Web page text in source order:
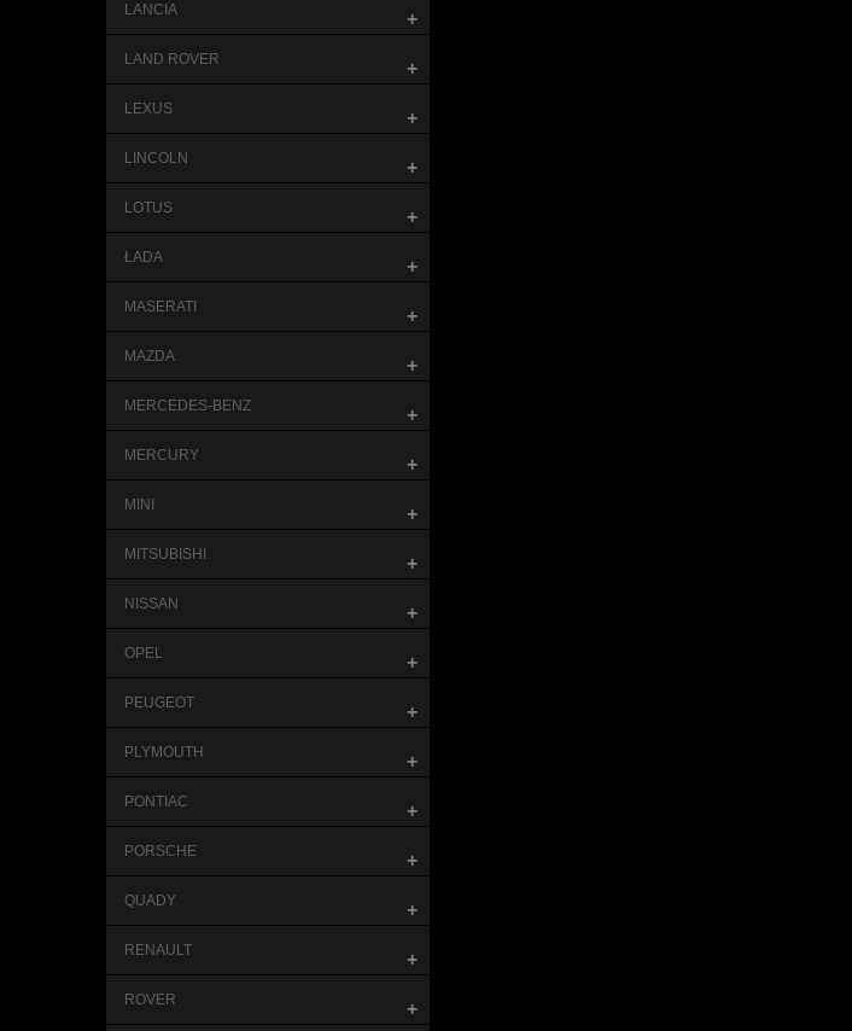
LANCIA +
LAND ROVER +
LEXUS +
LINCOLN +
LOTUS +
ŁADA +
MASERATI +
MAZDA +
MERCEDES-BENZ +
MERCURY +
MINI +
MITSUBISHI +
NISSAN +
OPEL +
PEUGEOT +
PLYMOUTH +
PONTIAC +
PORSCHE +
QUADY +
RENAULT +
ROVER +